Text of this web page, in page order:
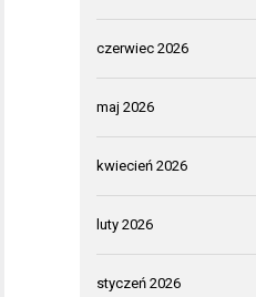
czerwiec 2026
maj 2026
kwiecień 2026
luty 2026
styczeń 2026